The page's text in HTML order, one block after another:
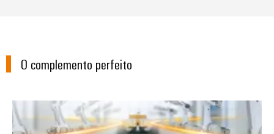
O complemento perfeito
Fontes de alimentação PROtop